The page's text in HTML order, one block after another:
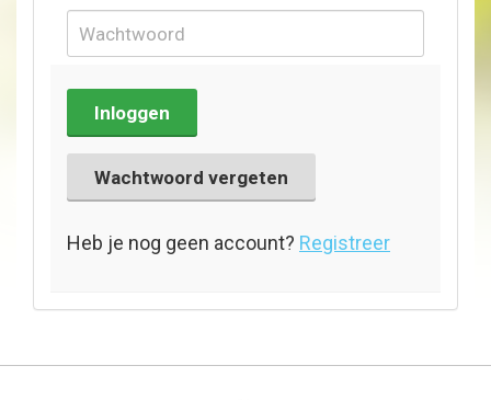
Inloggen
Wachtwoord vergeten
Heb je nog geen account? Registreer